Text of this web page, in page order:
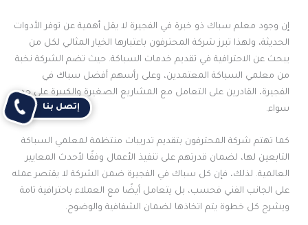
إن وجود معلم سباك ذو خبرة في الفجيرة لا يقل أهمية عن توفر الأدوات
الحديثة، ولهذا تبرز شركة المحترفون باعتبارها الخيار المثالي لكل من
يبحث عن الاحترافية في تقديم خدمات السباكة. حيث تضم الشركة نخبة
من معلمي السباكة المعتمدين، وعلى رأسهم أفضل سباك في
الفجيرة، القادرين على التعامل مع المشاريع الصغيرة والكبيرة على حد
سواء.
كما تهتم شركة المحترفون بتقديم تدريبات منتظمة لمعلمي السباكة
التابعين لها، لضمان قدرتهم على تنفيذ الأعمال وفقًا لأحدث المعايير
العالمية. لذلك، فإن كل سباك في الفجيرة ضمن الشركة لا يقتصر عمله
على الجانب الفني فحسب، بل يتعامل أيضًا مع العملاء باحترافية تامة
ويشرح كل خطوة يتم اتخاذها لضمان الشفافية والوضوح.
إتصل بنا